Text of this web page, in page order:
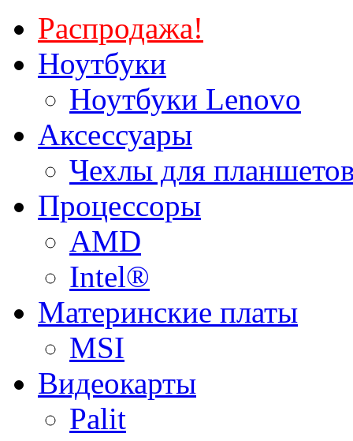
Распродажа!
Ноутбуки
Ноутбуки Lenovo
Аксессуары
Чехлы для
Процессоры
AMD
Intel®
Материнские платы
MSI
Видеокарты
Palit